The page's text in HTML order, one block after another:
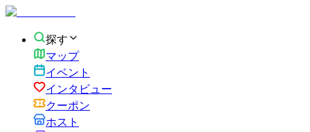
探す
マップ
イベント
インタビュー
クーポン
ホスト